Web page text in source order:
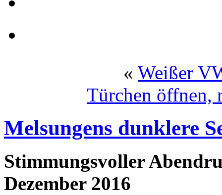
« Weißer
Türchen öffnen,
Melsungens dunklere
Stimmungsvoller
Dezember 2016